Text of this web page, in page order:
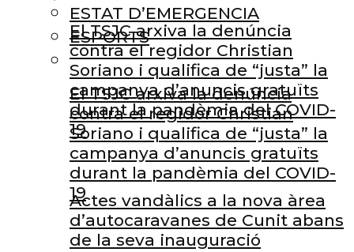
El TSJC arxiva la denúncia
contra el regidor Christian
Soriano i qualifica de “justa” la
campanya d’anuncis gratuïts
durant la pandèmia del COVID-
19
Actes vandàlics a la nova àrea
d’autocaravanes de Cunit abans
de la seva inauguració
ESTAT D’EMERGENCIA
ESPORTS
El TSJC arxiva la denúncia
contra el regidor Christian
Soriano i qualifica de “justa” la
campanya d’anuncis gratuïts
durant la pandèmia del COVID-
19